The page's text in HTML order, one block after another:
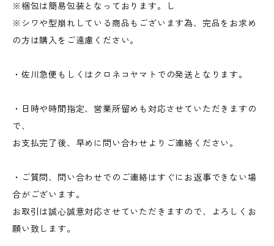
※梱包は簡易包装となっております。し
※シワや型崩れしている商品もございます為、完品をお求め
の方は購入をご遠慮ください。
・佐川急便もしくはクロネコヤマトでの発送となります。
・日時や時間指定、営業所留めも対応させていただきますの
で、
お支払完了後、早めに問い合わせよりご連絡ください。
・ご質問、問い合わせでのご連絡はすぐにお返事できない場
合がございます。
お取引は誠心誠意対応させていただきますので、よろしくお
願い致します。